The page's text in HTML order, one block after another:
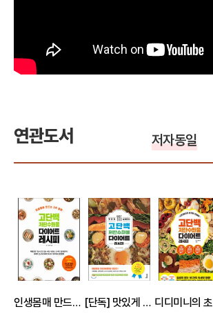
연관도서 저자동일
인생몸매 만드는 2주 플랜 고단백 저탄수화물 다이어트 레시피 [단독] 맛있게 살 빠지는 고단백 저탄수화물 다이어트 레시피